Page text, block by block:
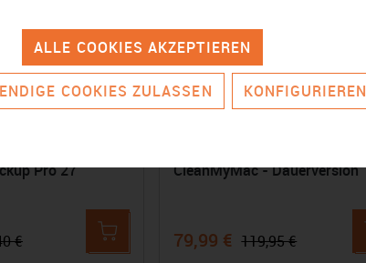
Pro 27
€
CleanMyMac - Dauerversion
79,99 € 119,95 €
COOKIES ZULASSEN KONFIGURIEREN
ALLE COOKIES AKZEPTIEREN